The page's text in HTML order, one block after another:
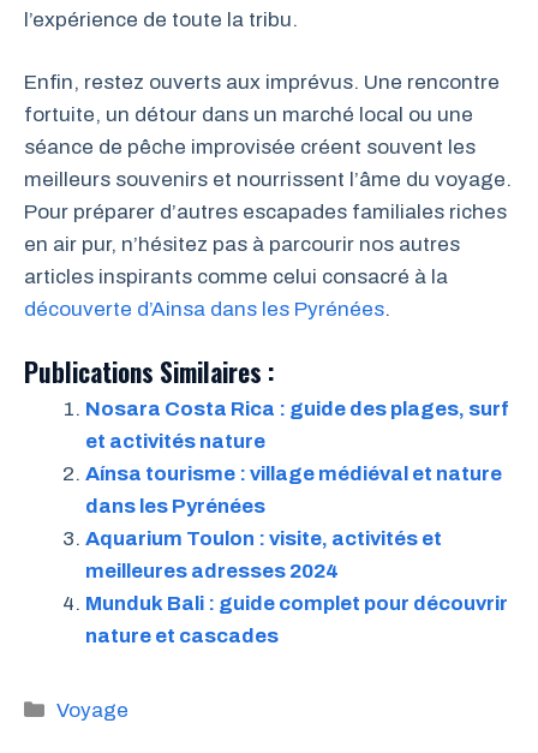
l’expérience de toute la tribu.
Enfin, restez ouverts aux imprévus. Une rencontre
fortuite, un détour dans un marché local ou une
séance de pêche improvisée créent souvent les
meilleurs souvenirs et nourrissent l’âme du voyage.
Pour préparer d’autres escapades familiales riches
en air pur, n’hésitez pas à parcourir nos autres
articles inspirants comme celui consacré à la
découverte d’Ainsa dans les Pyrénées.
Publications Similaires :
Nosara Costa Rica : guide des plages, surf
et activités nature
Aínsa tourisme : village médiéval et nature
dans les Pyrénées
Aquarium Toulon : visite, activités et
meilleures adresses 2024
Munduk Bali : guide complet pour découvrir
nature et cascades
Catégories
Voyage